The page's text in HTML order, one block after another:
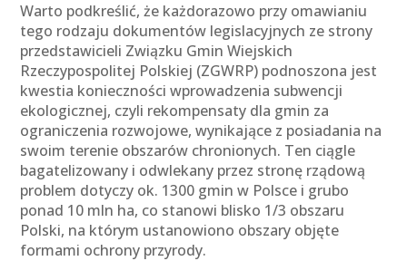
Warto podkreślić, że każdorazowo przy omawianiu
tego rodzaju dokumentów legislacyjnych ze strony
przedstawicieli Związku Gmin Wiejskich
Rzeczypospolitej Polskiej (ZGWRP) podnoszona jest
kwestia konieczności wprowadzenia subwencji
ekologicznej, czyli rekompensaty dla gmin za
ograniczenia rozwojowe, wynikające z posiadania na
swoim terenie obszarów chronionych. Ten ciągle
bagatelizowany i odwlekany przez stronę rządową
problem dotyczy ok. 1300 gmin w Polsce i grubo
ponad 10 mln ha, co stanowi blisko 1/3 obszaru
Polski, na którym ustanowiono obszary objęte
formami ochrony przyrody.